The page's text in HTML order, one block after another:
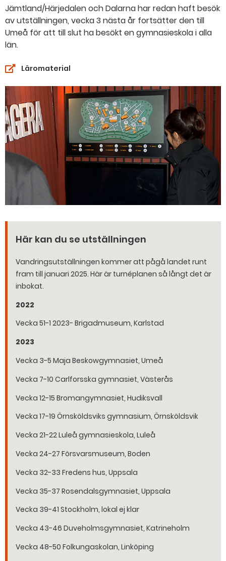
Jämtland/Härjedalen och Dalarna har redan haft besök
av utställningen, vecka 3 nästa år fortsätter den till
Umeå för att till slut ha besökt en gymnasieskola i alla
län.
Läromaterial
Här kan du se utställningen
Vandringsutställningen kommer att pågå landet runt
fram till januari 2025. Här är turnéplanen så långt det är
inbokat.
2022
Vecka 51-1 2023- Brigadmuseum, Karlstad
2023
Vecka 3-5 Maja Beskowgymnasiet, Umeå
Vecka 7-10 Carlforsska gymnasiet, Västerås
Vecka 12-15 Bromangymnasiet, Hudiksvall
Vecka 17-19 Örnsköldsviks gymnasium, Örnsköldsvik
Vecka 21-22 Luleå gymnasieskola, Luleå
Vecka 24-27 Försvarsmuseum, Boden
Vecka 32-33 Fredens hus, Uppsala
Vecka 35-37 Rosendalsgymnasiet, Uppsala
Vecka 39-41 Stockholm, lokal ej klar
Vecka 43-46 Duveholmsgymnasiet, Katrineholm
Vecka 48-50 Folkungaskolan, Linköping